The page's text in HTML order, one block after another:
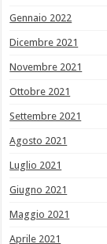
Gennaio 2022
Dicembre 2021
Novembre 2021
Ottobre 2021
Settembre 2021
Agosto 2021
Luglio 2021
Giugno 2021
Maggio 2021
Aprile 2021